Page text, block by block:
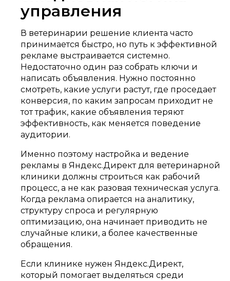
управления
В ветеринарии решение клиента часто
принимается быстро, но путь к эффективной
рекламе выстраивается системно.
Недостаточно один раз собрать ключи и
написать объявления. Нужно постоянно
смотреть, какие услуги растут, где проседает
конверсия, по каким запросам приходит не
тот трафик, какие объявления теряют
эффективность, как меняется поведение
аудитории.
Именно поэтому настройка и ведение
рекламы в Яндекс.Директ для ветеринарной
клиники должны строиться как рабочий
процесс, а не как разовая техническая услуга.
Когда реклама опирается на аналитику,
структуру спроса и регулярную
оптимизацию, она начинает приводить не
случайные клики, а более качественные
обращения.
Если клинике нужен Яндекс.Директ,
который помогает выделяться среди